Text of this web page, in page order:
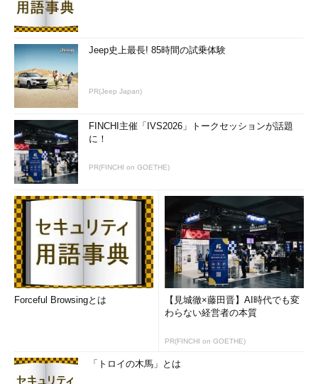
Jeep史上最長! 85時間の試乗体験
PR(Jeep Japan)
FINCHI主催「IVS2026」トークセッションが話題
に！
PR(FINCHI on GOETHE)
Forceful Browsingとは
【見城徹×藤田晋】AI時代でも変
わらない経営者の本質
PR(FINCHI on GOETHE)
「トロイの木馬」とは